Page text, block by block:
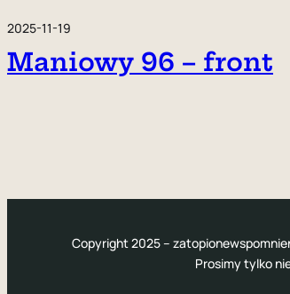
2025-11-19
Maniowy 96 – front
Copyright 2025 –
Prosimy tylko